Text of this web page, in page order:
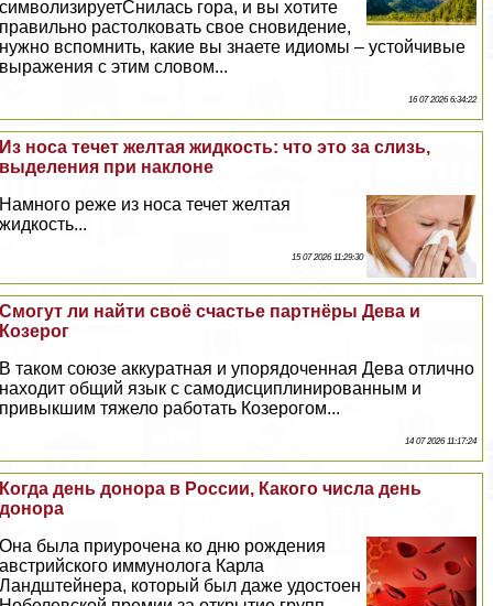
символизируетСнилась гора, и вы хотите
правильно растолковать свое сновидение,
нужно вспомнить, какие вы знаете идиомы – устойчивые
выражения с этим словом...
16 07 2026 6:34:22
Из носа течет желтая жидкость: что это за слизь,
выделения при наклоне
Намного реже из носа течет желтая
жидкость...
15 07 2026 11:29:30
Смогут ли найти своё счастье партнёры Дева и
Козерог
В таком союзе аккуратная и упорядоченная Дева отлично
находит общий язык с самодисциплинированным и
привыкшим тяжело работать Козерогом...
14 07 2026 11:17:24
Когда день донора в России, Какого числа день
донора
Она была приурочена ко дню рождения
австрийского иммунолога Карла
Ландштейнера, который был даже удостоен